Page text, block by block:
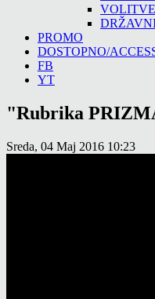
PROMO
DOSTOPNO/
FB
YT
"Rubrika
Sreda, 04 Maj 2016 10:23